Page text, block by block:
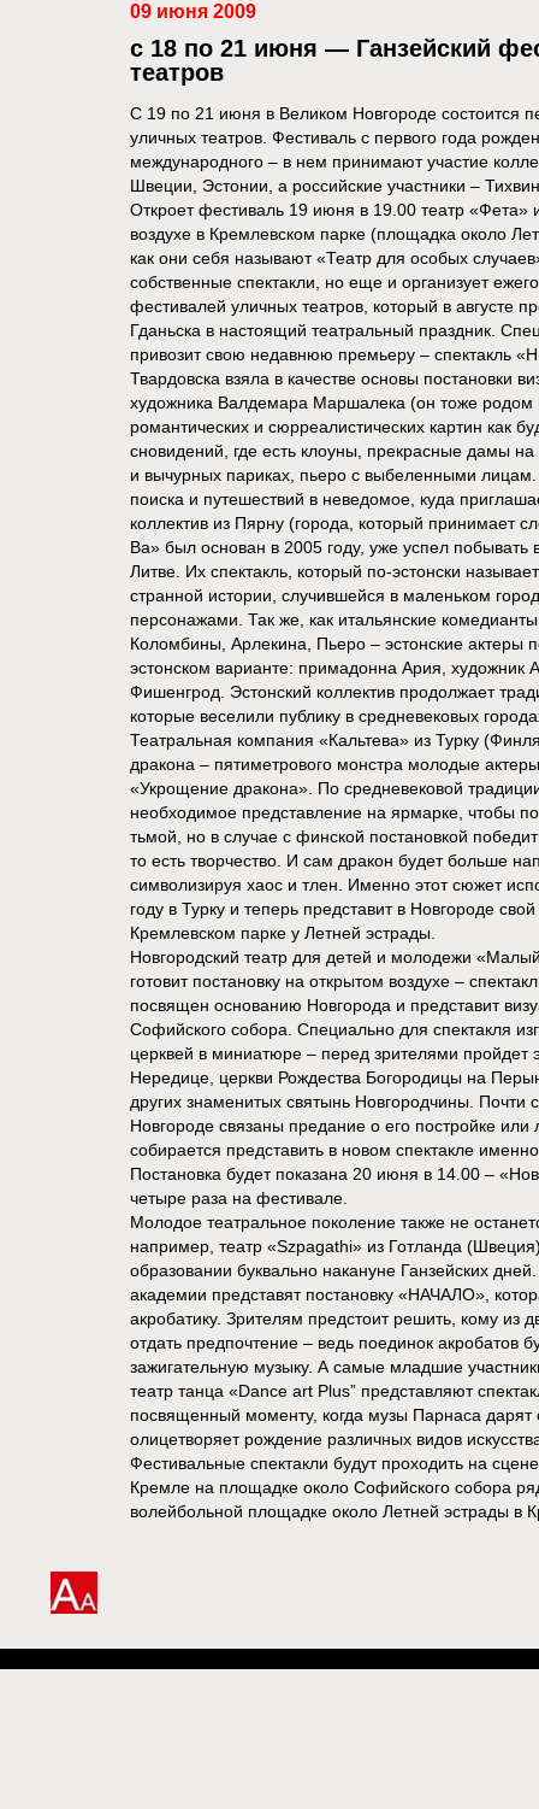
09 июня 2009
с 18 по 21 июня — Ганзейский
театров
С 19 по 21 июня в Великом Новгороде состоится
уличных театров. Фестиваль с первого года
международного – в нем принимают участие
Швеции, Эстонии, а российские участники –
Откроет фестиваль 19 июня в 19.00 театр «Фета»
воздухе в Кремлевском парке (площадка около
как они себя называют «Театр для особых
собственные спектакли, но еще и организует
фестивалей уличных театров, который в августе
Гданьска в настоящий театральный праздник.
привозит свою недавнюю премьеру – спектакль
Твардовска взяла в качестве основы постановки
художника Валдемара Маршалека (он тоже родом
романтических и сюрреалистических картин как
сновидений, где есть клоуны, прекрасные дамы
и вычурных париках, пьеро с выбеленными
поиска и путешествий в неведомое, куда
коллектив из Пярну (города, который принимает
Ва» был основан в 2005 году, уже успел
Литве. Их спектакль, который по-эстонски
странной истории, случившейся в маленьком
персонажами. Так же, как итальянские
Коломбины, Арлекина, Пьеро – эстонские актеры
эстонском варианте: примадонна Ария, художник
Фишенгрод. Эстонский коллектив продолжает
которые веселили публику в средневековых
Театральная компания «Кальтева» из Турку
дракона – пятиметрового монстра молодые
«Укрощение дракона». По средневековой
необходимое представление на ярмарке, чтобы
тьмой, но в случае с финской постановкой
то есть творчество. И сам дракон будет больше
символизируя хаос и тлен. Именно этот сюжет
году в Турку и теперь представит в Новгороде
Кремлевском парке у Летней эстрады.
Новгородский театр для детей и молодежи
готовит постановку на открытом воздухе –
посвящен основанию Новгорода и представит
Софийского собора. Специально для спектакля
церквей в миниатюре – перед зрителями пройдет
Нередице, церкви Рождества Богородицы на
других знаменитых святынь Новгородчины.
Новгороде связаны предание о его постройке или
собирается представить в новом спектакле
Постановка будет показана 20 июня в 14.00 –
четыре раза на фестивале.
Молодое театральное поколение также не
например, театр «Szpagathi» из Готланда
образовании буквально накануне Ганзейских
академии представят постановку «НАЧАЛО»,
акробатику. Зрителям предстоит решить, кому из
отдать предпочтение – ведь поединок акробатов
зажигательную музыку. А самые младшие
театр танца «Dance art Plus” представляют
посвященный моменту, когда музы Парнаса дарят
олицетворяет рождение различных видов
Фестивальные спектакли будут проходить на
Кремле на площадке около Софийского собора
волейбольной площадке около Летней эстрады в